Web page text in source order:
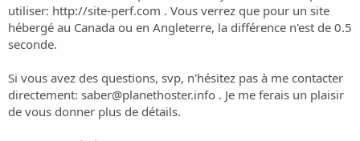
utiliser: http://site-perf.com . Vous verrez que pour un site
hébergé au Canada ou en Angleterre, la différence n'est de 0.5
seconde.
Si vous avez des questions, svp, n'hésitez pas à me contacter
directement: saber@planethoster.info . Je me ferais un plaisir
de vous donner plus de détails.